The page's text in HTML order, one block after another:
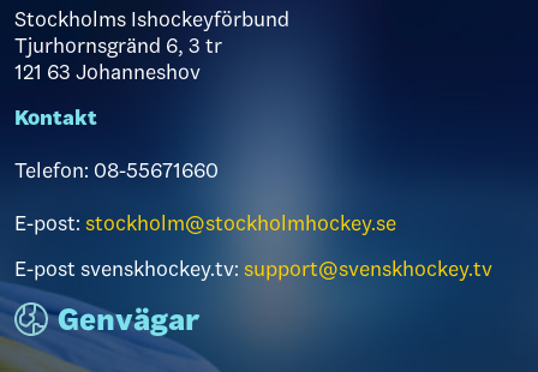
Stockholms Ishockeyförbund
Tjurhornsgränd 6, 3 tr
121 63 Johanneshov
Kontakt
Telefon: 08-55671660
E-post: stockholm@stockholmhockey.se
E-post svenskhockey.tv: support@svenskhockey.tv
Genvägar